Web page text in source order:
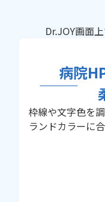
Dr.JOY画面
病院
枠線や文字色を
ランドカラーに